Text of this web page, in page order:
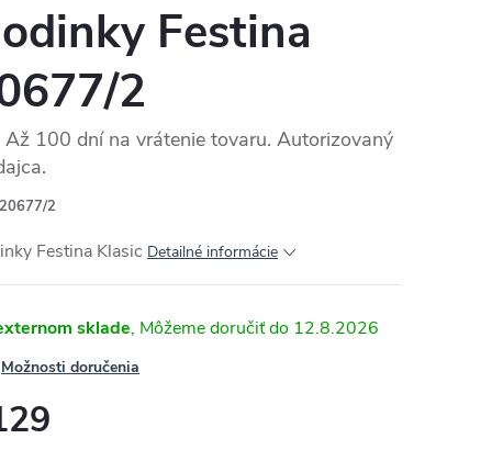
Festina
2
Až 100 dní na vrátenie tovaru. Autorizovaný
20677/2
Festina Klasic Detailné informácie
sklade 12.8.2026
Možnosti doručenia